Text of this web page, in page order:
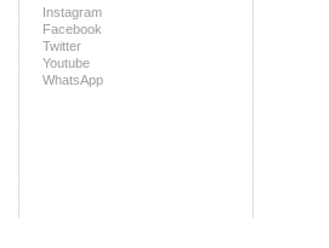
Instagram
Facebook
Twitter
Youtube
WhatsApp